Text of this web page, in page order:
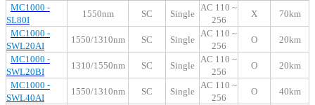
MC1000 -
SL80I
1550nm SC Single
AC 110 ~
256
X
70km
MC1000 -
SWL20AI
1550/1310nm SC Single
AC 110 ~
256
O
20km
MC1000 -
SWL20BI
1310/1550nm SC Single
AC 110 ~
256
O
20km
MC1000 -
SWL40AI
1550/1310nm SC Single
AC 110 ~
256
O
40km